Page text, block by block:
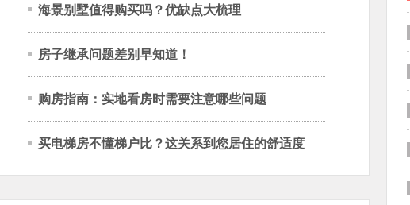
海景别墅值得购买吗？优缺点大梳理
房子继承问题差别早知道！
购房指南：实地看房时需要注意哪些问题
买电梯房不懂梯户比？这关系到您居住的舒适度